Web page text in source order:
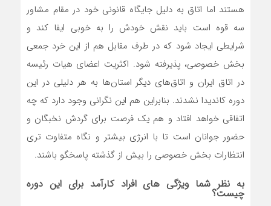
هستند اما اتاق به دلیل جایگاه قانونی خود در مقام مشاور
سه قوه است باید نقش خودش را به خوبی ایفا کند و
شرایطی ایجاد شود که در طرف مقابل هم از این خرد جمعی
بخش خصوصی، پذیرفته شود. اکثریت اعضای هیات رئیسه
در اتاق ایران و اتاق‌های دیگر استان‌ها به هر دلیلی در این
دوره کاندیدا نشدند. بنابراین هم این نگرانی وجود دارد که چه
اتفاقی خواهد افتاد و هم یک فرصت برای گردش نخبگان و
حضور جوانان است تا با انرژی بیشتر و نگاه متفاوت تری
انتظارات بخش خصوصی را بیش از گذشته پاسخگو باشند.
به نظر شما ویژگی های افراد کارآمد برای این دوره
چیست؟